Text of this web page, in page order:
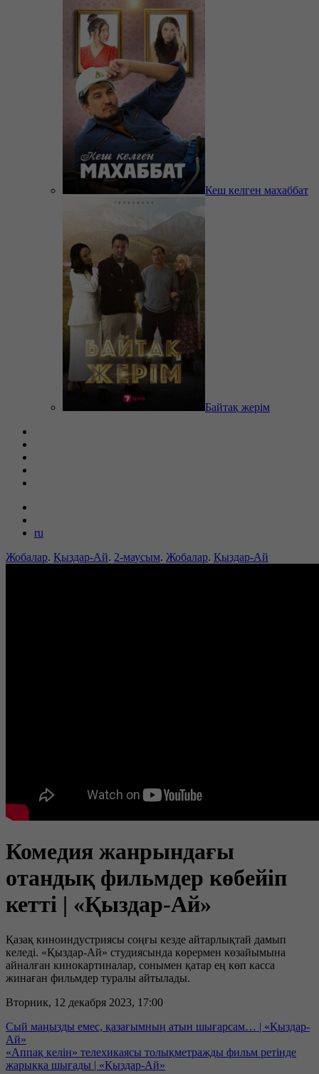
Кеш келген махаббат
Байтақ жерім
ru
Жобалар. Қыздар-Ай. 2-маусым. Жобалар. Қыздар-Ай
Комедия жанрындағы
отандық фильмдер көбейіп
кетті | «Қыздар-Ай»
Қазақ киноиндустриясы соңғы кезде айтарлықтай дамып
келеді. «Қыздар-Ай» студиясында көрермен көзайымына
айналған кинокартиналар, сонымен қатар ең көп касса
жинаған фильмдер туралы айтылады.
Вторник, 12 декабря 2023, 17:00
Сый маңызды емес, қазағымның атын шығарсам… | «Қыздар-
Ай»
«Аппақ келін» телехикаясы толықметражды фильм ретінде
жарыққа шығады | «Қыздар-Ай»